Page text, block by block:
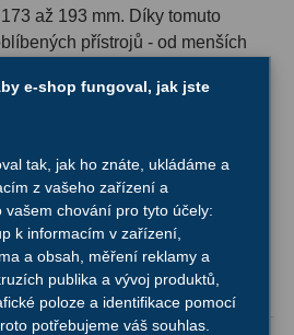
4
až 193 mm. Díky tomuto
přístrojů - od menších
refraktory až po
systémy s odpovídajícím
průměr (free transmission)
světelný kužel vstupující do
a plně využijete aperturní
sluneční disk s překvapivou
e-shop fungoval, jak jste
tak, jak ho znáte, ukládáme a
z vašeho zařízení a
vašem chování pro tyto účely:
k informacím v zařízení,
a obsah, měření reklamy a
publika a vývoj produktů,
poloze a identifikace pomocí
potřebujeme váš souhlas.